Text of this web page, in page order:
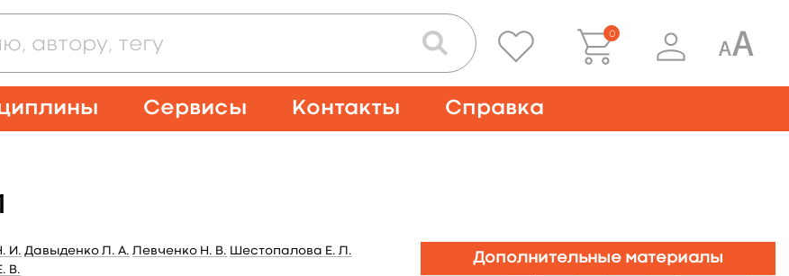
0
Сервисы Контакты Справка
И. Давыденко Л. А. Левченко Н. В.
Шестопалова Е. Л.
В.
Дополнительные материалы